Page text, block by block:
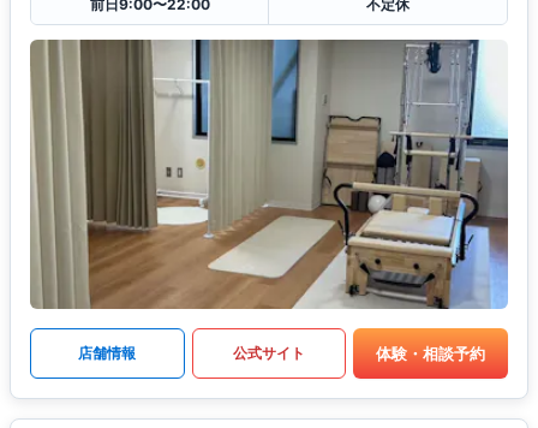
前日9:00〜22:00 不定休
店舗情報 公式サイト 体験・相談予約